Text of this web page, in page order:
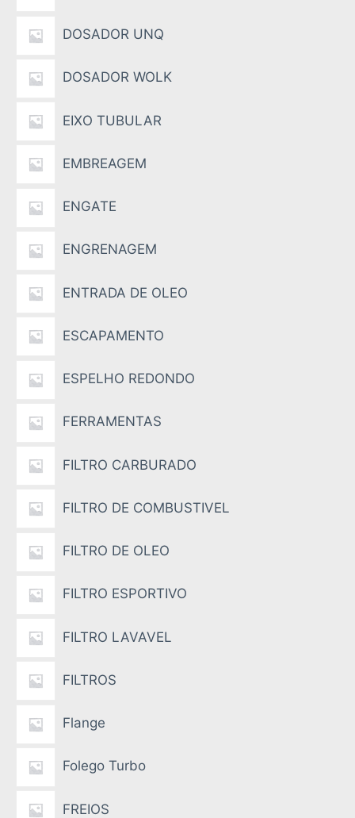
DOSADOR UNQ
DOSADOR WOLK
EIXO TUBULAR
EMBREAGEM
ENGATE
ENGRENAGEM
ENTRADA DE OLEO
ESCAPAMENTO
ESPELHO REDONDO
FERRAMENTAS
FILTRO CARBURADO
FILTRO DE COMBUSTIVEL
FILTRO DE OLEO
FILTRO ESPORTIVO
FILTRO LAVAVEL
FILTROS
Flange
Folego Turbo
FREIOS